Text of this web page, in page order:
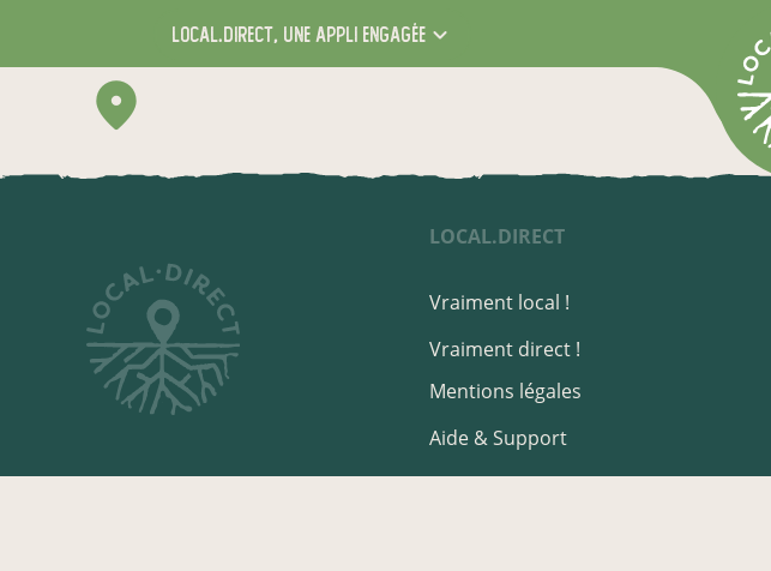
local.direct, une appli engagée
LOCAL.DIRECT
Vraiment local !
Vraiment direct !
Mentions légales
Aide & Support